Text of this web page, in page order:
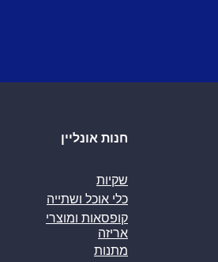
חנות אונליין
שקיות
כלי אוכל ושתייה
קופסאות ומוצרי
אריזה
מתנות